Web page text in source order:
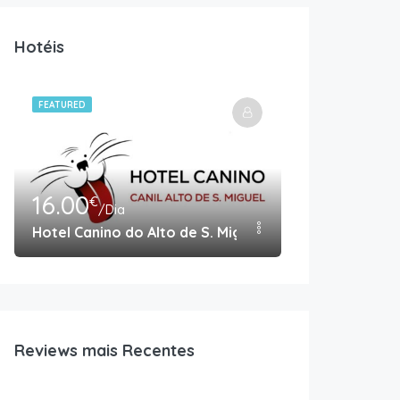
Hotéis
FEATURED
16.00€/Dia
Hotel Canino do Alto de S. Miguel
Reviews mais Recentes